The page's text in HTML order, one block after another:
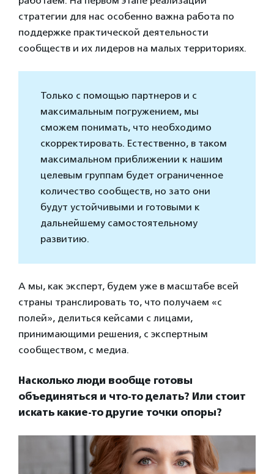
стратегии для нас особенно важна работа по
поддержке практической деятельности
сообществ и их лидеров на малых территориях.
Только с помощью партнеров и с
максимальным погружением, мы
сможем понимать, что необходимо
скорректировать. Естественно, в таком
максимальном приближении к нашим
целевым группам будет ограниченное
количество сообществ, но зато они
будут устойчивыми и готовыми к
дальнейшему самостоятельному
развитию.
А мы, как эксперт, будем уже в масштабе всей
страны транслировать то, что получаем «с
полей», делиться кейсами с лицами,
принимающими решения, с экспертным
сообществом, с медиа.
Насколько люди вообще готовы
объединяться и что-то делать? Или стоит
искать какие-то другие точки опоры?